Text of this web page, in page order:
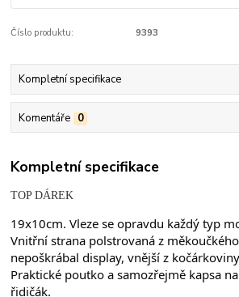
Číslo produktu: 9393
Kompletní specifikace
Komentáře 0
Kompletní specifikace
TOP DÁREK
19x10cm. Vleze se opravdu každý typ
Vnitřní strana polstrovaná z
nepoškrábal display, vnější z
Praktické poutko a samozřejmě kapsa
řidičák.